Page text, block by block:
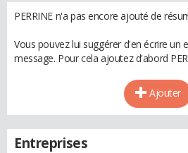
PERRINE n'a pas encore ajouté de
Vous pouvez lui suggérer d'en écrire un
message. Pour cela ajoutez d'abord
Ajouter
Entreprises